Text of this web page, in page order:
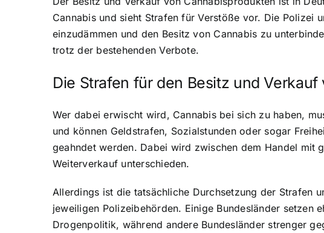
Cannabis und sieht Strafen für Verstöße vor. Die Polizei
einzudämmen und den Besitz von Cannabis zu
trotz der bestehenden Verbote.
Die Strafen für den Besitz und Verkauf
Wer dabei erwischt wird, Cannabis bei sich zu haben,
und können Geldstrafen, Sozialstunden oder sogar
geahndet werden. Dabei wird zwischen dem Handel mit
Weiterverkauf unterschieden.
Allerdings ist die tatsächliche Durchsetzung der Strafen
jeweiligen Polizeibehörden. Einige Bundesländer setzen
Drogenpolitik, während andere Bundesländer strenger